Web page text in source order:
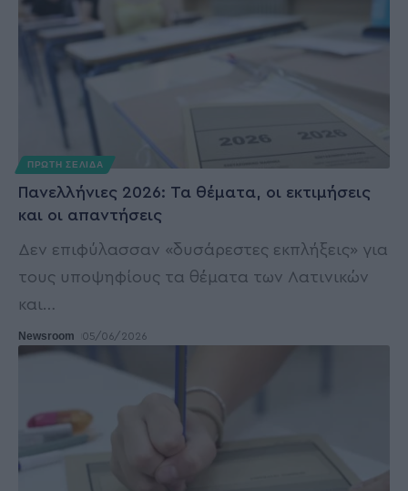
ΠΡΩΤΗ ΣΕΛΙΔΑ
Πανελλήνιες 2026: Τα θέματα, οι εκτιμήσεις
και οι απαντήσεις
Δεν επιφύλασσαν «δυσάρεστες εκπλήξεις» για
τους υποψηφίους τα θέματα των Λατινικών
και
Newsroom 05/06/2026